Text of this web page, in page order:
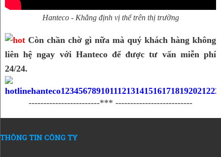
Hanteco - Khẳng định vị thế trên thị trường
Còn chần chờ gì nữa mà quý khách hàng không
liên hệ ngay với Hanteco để được tư vấn miễn phí
24/24.
------------------------*** --------------------------
THÔNG TIN CÔNG TY